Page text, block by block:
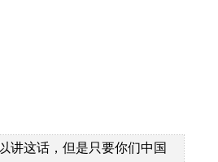
讲这话，但是只要你们中国